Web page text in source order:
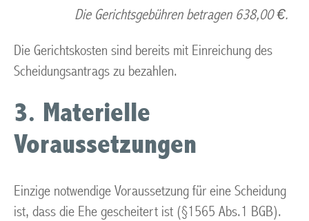
Die Gerichtsgebühren betragen 638,00 €.
Die Gerichtskosten sind bereits mit Einreichung des
Scheidungsantrags zu bezahlen.
3. Materielle
Voraussetzungen
Einzige notwendige Voraussetzung für eine Scheidung
ist, dass die Ehe gescheitert ist (§1565 Abs.1 BGB).